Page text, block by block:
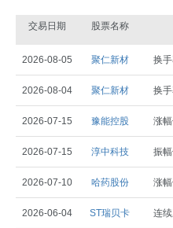
交易日期 股票名称
2026-08-05 聚仁新材 换
2026-08-04 聚仁新材 换
2026-07-15 豫能控股 涨
2026-07-15 淳中科技 振
2026-07-10 哈药股份 涨
2026-06-04 ST瑞贝卡 连